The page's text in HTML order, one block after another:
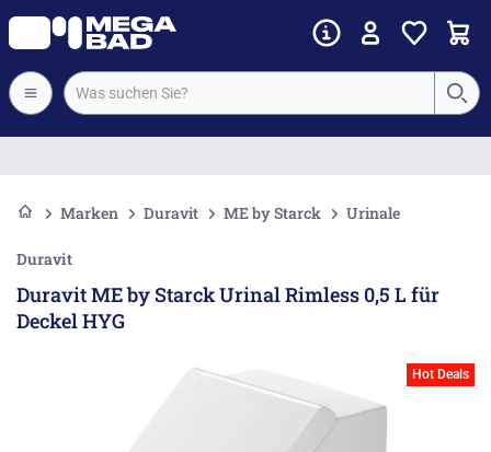
Marken Duravit ME by Starck Urinale
Duravit
Duravit ME by Starck Urinal Rimless 0,5 L für
Deckel HYG
Hot Deals